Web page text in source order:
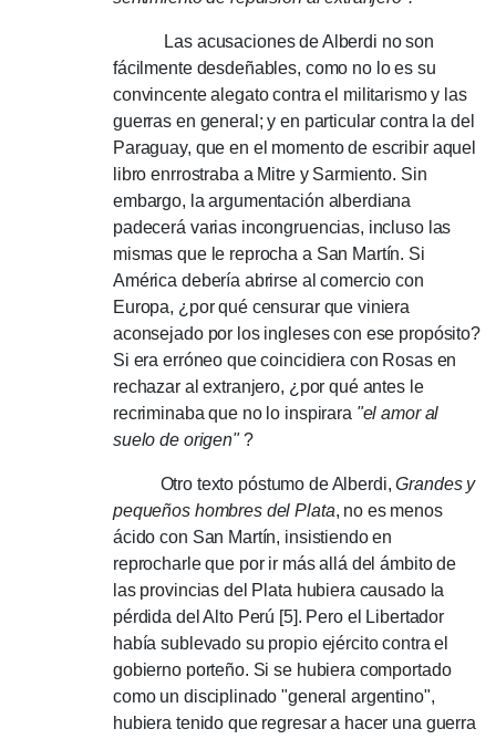
Las acusaciones de Alberdi no son
fácilmente desdeñables, como no lo es su
convincente alegato contra el militarismo y las
guerras en general;y en particular contra la del
Paraguay, que en el momento de escribir aquel
libro enrrostraba a Mitre y Sarmiento. Sin
embargo, la argumentación alberdiana
padecerá varias incongruencias, incluso las
mismas que le reprocha a San Martín. Si
América debería abrirse al comercio con
Europa, ¿por qué censurar que viniera
aconsejado por los ingleses con ese propósito?
Si era erróneo que coincidiera con Rosas en
rechazar al extranjero, ¿por qué antes le
recriminaba que no lo inspirara "el amor al
suelo de origen"?
Otro texto póstumo de Alberdi,Grandes y
pequeños hombres del Plata, no es menos
ácido con San Martín, insistiendo en
reprocharle que por ir más allá del ámbito de
las provincias del Plata hubiera causado la
pérdida del Alto Perú [5]. Pero el Libertador
había sublevado su propio ejército contra el
gobierno porteño. Si se hubiera comportado
como un disciplinado "general argentino",
hubiera tenido que regresar a hacer una guerra